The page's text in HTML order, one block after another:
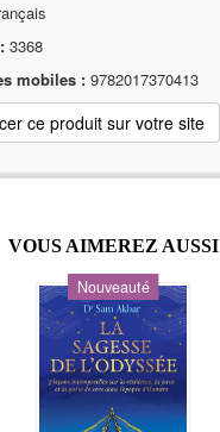
3368
mobiles : 9782017370413
ce produit sur votre site
VOUS AIMEREZ AUSSI
Nouveauté